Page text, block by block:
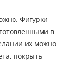
Фигурки
в
их можно
покрыть